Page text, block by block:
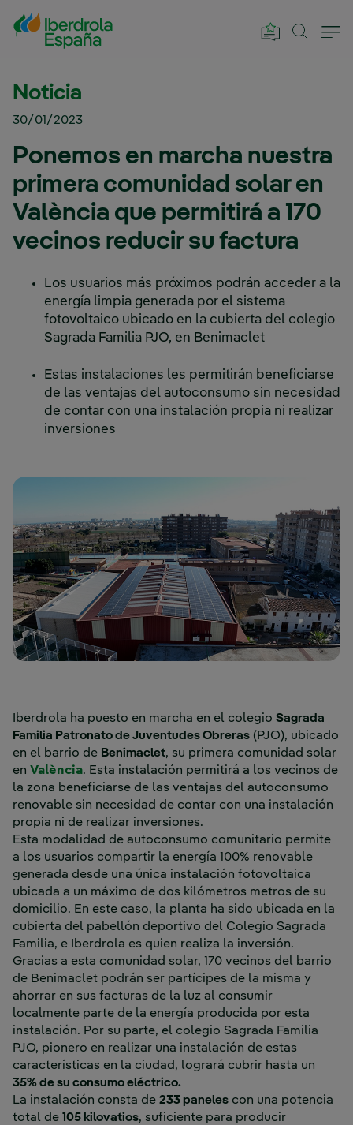
Saltar al contenido principal
Noticia
30/01/2023
Ponemos en marcha nuestra
primera comunidad solar en
València que permitirá a 170
vecinos reducir su factura
Los usuarios más próximos podrán acceder a la
energía limpia generada por el sistema
fotovoltaico ubicado en la cubierta del colegio
Sagrada Familia PJO, en Benimaclet
Estas instalaciones les permitirán beneficiarse
de las ventajas del autoconsumo sin necesidad
de contar con una instalación propia ni realizar
inversiones
Iberdrola ha puesto en marcha en el colegio Sagrada
Familia Patronato de Juventudes Obreras (PJO), ubicado
en el barrio de Benimaclet, su primera comunidad solar
en València. Esta instalación permitirá a los vecinos de
la zona beneficiarse de las ventajas del autoconsumo
renovable sin necesidad de contar con una instalación
propia ni de realizar inversiones.
Esta modalidad de autoconsumo comunitario permite
a los usuarios compartir la energía 100% renovable
generada desde una única instalación fotovoltaica
ubicada a un máximo de dos kilómetros metros de su
domicilio. En este caso, la planta ha sido ubicada en la
cubierta del pabellón deportivo del Colegio Sagrada
Familia, e Iberdrola es quien realiza la inversión.
Gracias a esta comunidad solar, 170 vecinos del barrio
de Benimaclet podrán ser partícipes de la misma y
ahorrar en sus facturas de la luz al consumir
localmente parte de la energía producida por esta
instalación. Por su parte, el colegio Sagrada Familia
PJO, pionero en realizar una instalación de estas
características en la ciudad, logrará cubrir hasta un
35% de su consumo eléctrico.
La instalación consta de 233 paneles con una potencia
total de 105 kilovatios, suficiente para producir